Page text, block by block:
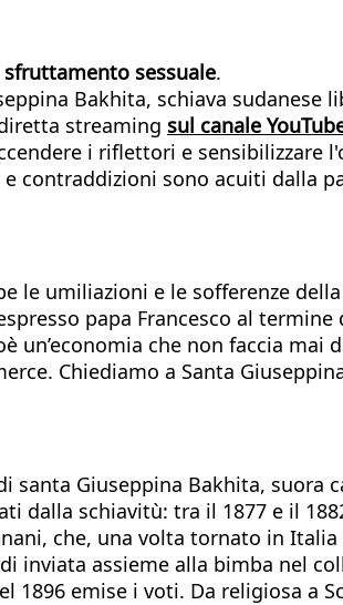
sessuale.
Bakhita, schiava sudanese
streaming sul canale
i riflettori e sensibilizzare
sono acuiti dalla
le umiliazioni e le sofferenze
papa Francesco al termine
che non faccia mai
Chiediamo a Santa
Giuseppina Bakhita, suora
dalla schiavitù: tra il 1877 e il
che, una volta tornato in
inviata assieme alla bimba nel
1896 emise i voti. Da religiosa a